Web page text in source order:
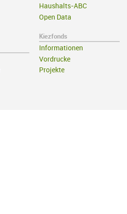
Haushalts-ABC
Open Data
Kiezfonds
Informationen
Vordrucke
Projekte